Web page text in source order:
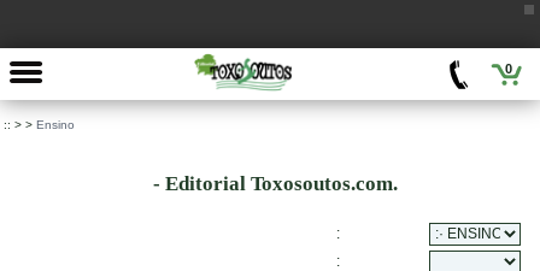
0
:: > > Ensino
- Editorial Toxosoutos.com.
:
: